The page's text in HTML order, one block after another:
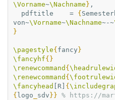
\Vorname~\Nachname } ,
  pdftitle    =
{
von~\Vorname~\Nachname~-~
}
\pagestyle{ fancy }
\fancyhf{}
\renewcommand {
\renewcommand {
\fancyhead
[R] {
{ logo sdv }} % https://